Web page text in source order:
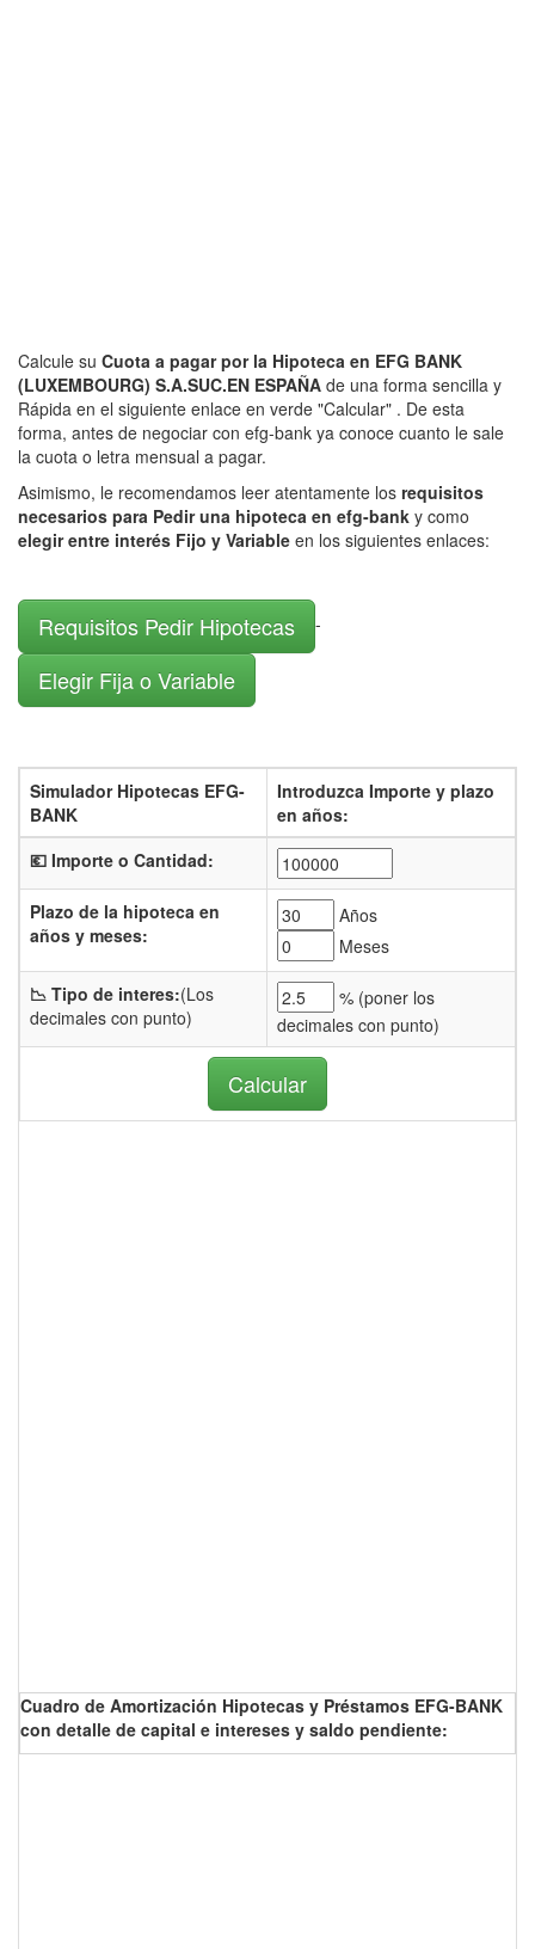
Calcule su Cuota a pagar por la Hipoteca en EFG BANK
(LUXEMBOURG) S.A.SUC.EN ESPAÑA de una forma sencilla y
Rápida en el siguiente enlace en verde "Calcular" . De esta
forma, antes de negociar con efg-bank ya conoce cuanto le sale
la cuota o letra mensual a pagar.
Asimismo, le recomendamos leer atentamente los requisitos
necesarios para Pedir una hipoteca en efg-bank y como
elegir entre interés Fijo y Variable en los siguientes enlaces:
Requisitos Pedir Hipotecas -
Elegir Fija o Variable
Simulador Hipotecas EFG-
BANK
Introduzca Importe y plazo
en años:
💶 Importe o Cantidad:
Plazo de la hipoteca en
años y meses:
Años
Meses
📉 Tipo de interes:(Los
decimales con punto)
% (poner los
decimales con punto)
Cuadro de Amortización Hipotecas y Préstamos EFG-BANK
con detalle de capital e intereses y saldo pendiente: